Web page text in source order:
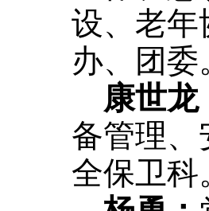
设、老年
办、团委
康世龙
备管理、
全保卫科